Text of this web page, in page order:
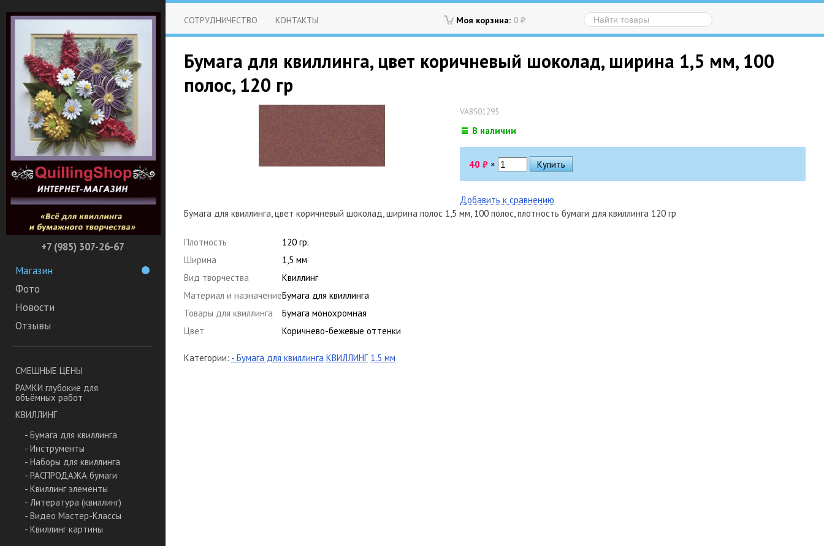
+7 (985) 307-26-67
Магазин
Фото
Новости
Отзывы
СМЕШНЫЕ ЦЕНЫ
РАМКИ глубокие для
объёмных работ
КВИЛЛИНГ
- Бумага для квиллинга
- Инструменты
- Наборы для квиллинга
- РАСПРОДАЖА бумаги
- Квиллинг элементы
- Литература (квиллинг)
- Видео Мастер-Классы
- Квиллинг картины
Моя корзина: 0 ₽
СОТРУДНИЧЕСТВО КОНТАКТЫ
Бумага для квиллинга, цвет коричневый шоколад, ширина 1,5 мм, 100
полос, 120 гр
VA8501295
В наличии
40 ₽ ×
Добавить к сравнению
Бумага для квиллинга, цвет коричневый шоколад, ширина полос 1,5 мм, 100 полос, плотность бумаги для квиллинга 120 гр
Плотность
120 гр.
Ширина
1,5 мм
Вид творчества
Квиллинг
Материал и назначениеБумага для квиллинга
Товары для квиллинга
Бумага монохромная
Цвет
Коричнево-бежевые оттенки
Категории: - Бумага для квиллинга КВИЛЛИНГ 1.5 мм